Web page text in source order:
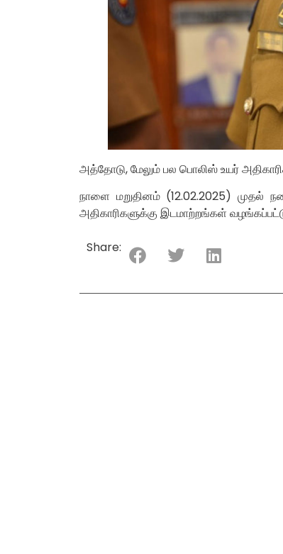
அத்தோடு, மேலும் பல பொலிஸ் உயர்
நாளை மறுதினம் (12.02.2025) முதல்
அதிகாரிகளுக்கு இடமாற்றங்கள்
Share: